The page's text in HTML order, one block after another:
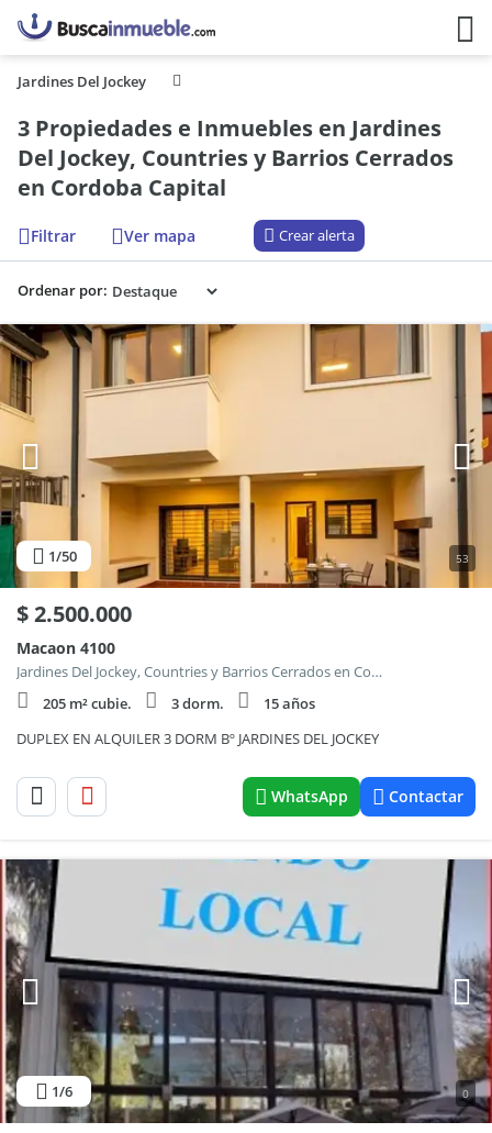
Jardines Del Jockey
3 Propiedades e Inmuebles en Jardines
Del Jockey, Countries y Barrios Cerrados
en Cordoba Capital
Filtrar Ver mapa Crear alerta
Ordenar por:
1/50 53
$2.500.000
Macaon 4100
Jardines Del Jockey, Countries y Barrios Cerrados en Cordoba Capital
205 m² cubie.
3 dorm.
15 años
DUPLEX EN ALQUILER 3 DORM Bº JARDINES DEL JOCKEY
WhatsApp Contactar
1/6 0